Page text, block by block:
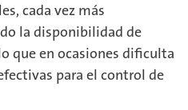
cada vez más
la disponibilidad de
que en ocasiones dificulta
para el control de